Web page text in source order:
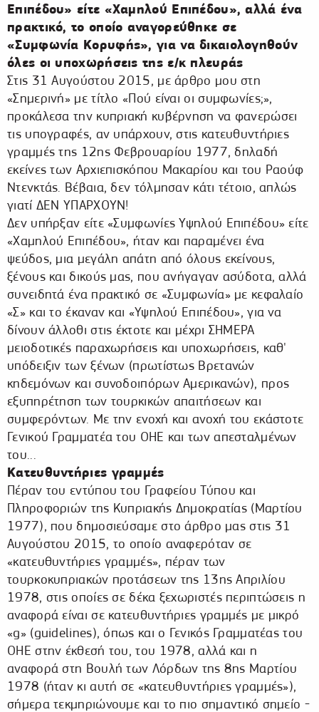
Επιπέδου» είτε «Χαμηλού Επιπέδου», αλλά ένα
πρακτικό, το οποίο αναγορεύθηκε σε
«Συμφωνία Κορυφής», για να δικαιολογηθούν
όλες οι υποχωρήσεις της ε/κ πλευράς
Στις 31 Αυγούστου 2015, με άρθρο μου στη
«Σημερινή» με τίτλο «Πού είναι οι συμφωνίες;»,
προκάλεσα την κυπριακή κυβέρνηση να φανερώσει
τις υπογραφές, αν υπάρχουν, στις κατευθυντήριες
γραμμές της 12ης Φεβρουαρίου 1977, δηλαδή
εκείνες των Αρχιεπισκόπου Μακαρίου και του Ραούφ
Ντενκτάς. Βέβαια, δεν τόλμησαν κάτι τέτοιο, απλώς
γιατί ΔΕΝ ΥΠΑΡΧΟΥΝ!
Δεν υπήρξαν είτε «Συμφωνίες Υψηλού Επιπέδου» είτε
«Χαμηλού Επιπέδου», ήταν και παραμένει ένα
ψεύδος, μια μεγάλη απάτη από όλους εκείνους,
ξένους και δικούς μας, που ανήγαγαν ασύδοτα, αλλά
συνειδητά ένα πρακτικό σε «Συμφωνία» με κεφαλαίο
«Σ» και το έκαναν και «Υψηλού Επιπέδου», για να
δίνουν άλλοθι στις έκτοτε και μέχρι ΣΗΜΕΡΑ
μειοδοτικές παραχωρήσεις και υποχωρήσεις, καθ'
υπόδειξιν των ξένων (πρωτίστως Βρετανών
κηδεμόνων και συνοδοιπόρων Αμερικανών), προς
εξυπηρέτηση των τουρκικών απαιτήσεων και
συμφερόντων. Με την ενοχή και ανοχή του εκάστοτε
Γενικού Γραμματέα του ΟΗΕ και των απεσταλμένων
του...
Κατευθυντήριες γραμμές
Πέραν του εντύπου του Γραφείου Τύπου και
Πληροφοριών της Κυπριακής Δημοκρατίας (Μαρτίου
1977), που δημοσιεύσαμε στο άρθρο μας στις 31
Αυγούστου 2015, το οποίο αναφερόταν σε
«κατευθυντήριες γραμμές», πέραν των
τουρκοκυπριακών προτάσεων της 13ης Απριλίου
1978, στις οποίες σε δέκα ξεχωριστές περιπτώσεις η
αναφορά είναι σε κατευθυντήριες γραμμές με μικρό
«g» (guidelines), όπως και ο Γενικός Γραμματέας του
ΟΗΕ στην έκθεσή του, του 1978, αλλά και η
αναφορά στη Βουλή των Λόρδων της 8ης Μαρτίου
1978 (ήταν κι αυτή σε «κατευθυντήριες γραμμές»),
σήμερα τεκμηριώνουμε και το πιο σημαντικό σημείο -